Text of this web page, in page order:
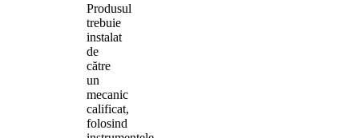
Produsul
trebuie
instalat
de
către
un
mecanic
calificat,
folosind